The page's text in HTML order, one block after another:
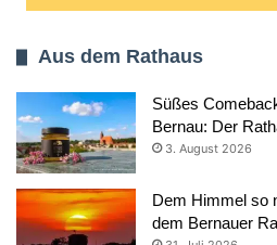
Aus dem Rathaus
Süßes
Bernau: Der
3. August 2026
Dem Himmel so
dem Bernauer